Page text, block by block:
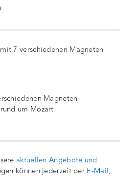
7 verschiedenen Magneten
Magneten
um Mozart
aktuellen Angebote und
können jederzeit per E-Mail,